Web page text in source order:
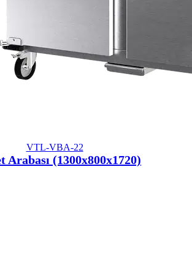
VTL-VBA-22
Arabası (1300x800x1720)